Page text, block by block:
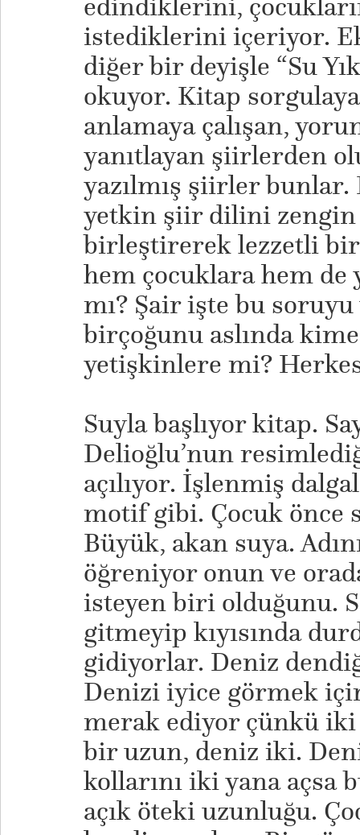
edindiklerini,
istediklerini içeriyor.
diğer bir deyişle “Su
okuyor. Kitap
anlamaya çalışan,
yanıtlayan şiirlerden
yazılmış şiirler bunlar.
yetkin şiir dilini zengin
birleştirerek lezzetli
hem çocuklara hem de
mı? Şair işte bu soruyu
birçoğunu aslında
yetişkinlere mi?
Suyla başlıyor kitap.
Delioğlu’nun
açılıyor. İşlenmiş
motif gibi. Çocuk önce
Büyük, akan suya.
öğreniyor onun ve
isteyen biri olduğunu.
gitmeyip kıyısında
gidiyorlar. Deniz
Denizi iyice görmek
merak ediyor çünkü
bir uzun, deniz iki.
kollarını iki yana açsa
açık öteki uzunluğu.